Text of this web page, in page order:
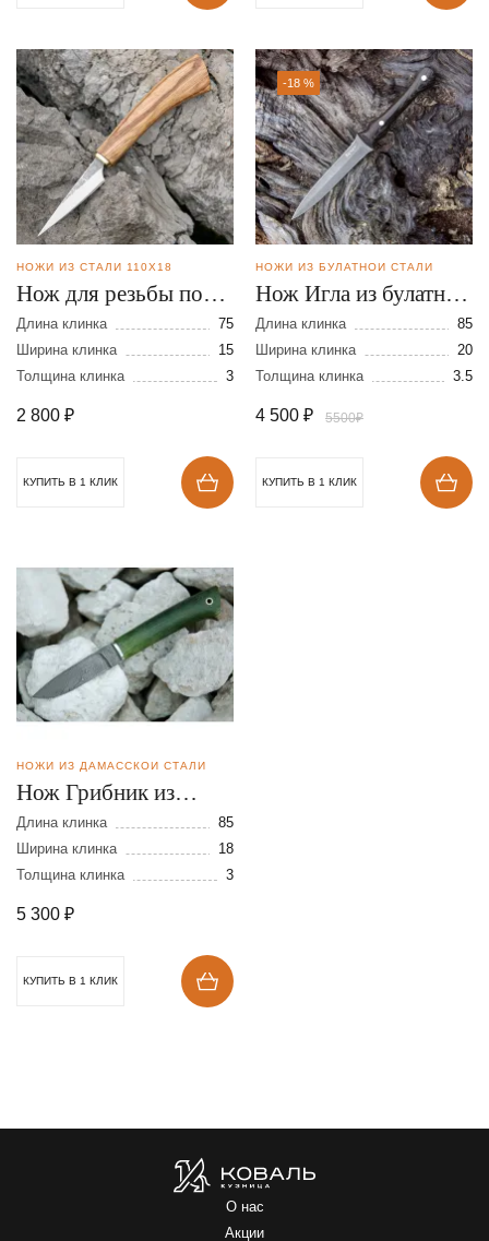
НОЖИ ИЗ СТАЛИ 110Х18
Нож для резьбы по
дереву из стали
95Х18
Длина клинка
75
Ширина клинка
15
Толщина клинка
3
2 800 ₽
КУПИТЬ В 1 КЛИК
-18 %
НОЖИ ИЗ БУЛАТНОЙ СТАЛИ
Нож Игла из булатной
стали
Длина клинка
85
Ширина клинка
20
Толщина клинка
3.5
4 500 ₽ 5500₽
КУПИТЬ В 1 КЛИК
НОЖИ ИЗ ДАМАССКОЙ СТАЛИ
Нож Грибник из
дамасской стали
Длина клинка
85
Ширина клинка
18
Толщина клинка
3
5 300 ₽
КУПИТЬ В 1 КЛИК
О нас
Акции